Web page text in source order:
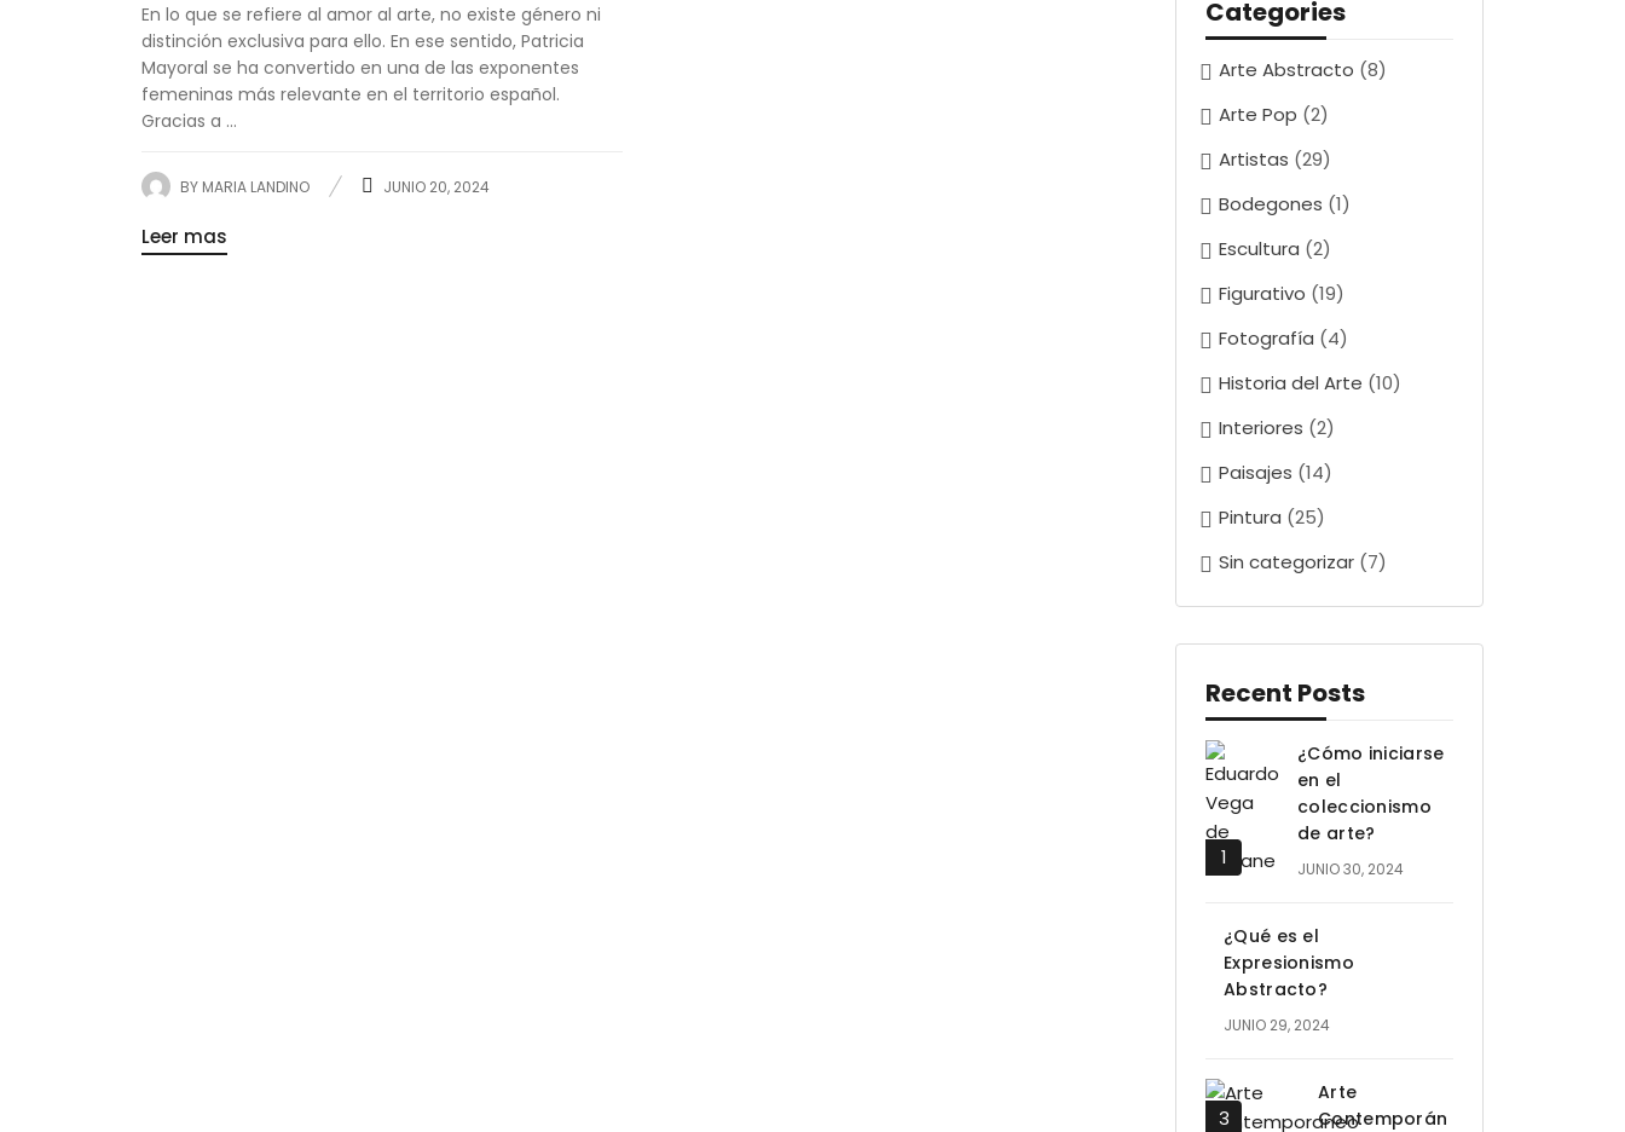
Categories
Arte Abstracto (8)
Arte Pop (2)
Artistas (29)
Bodegones (1)
Escultura (2)
Figurativo (19)
Fotografía (4)
Historia del Arte (10)
Interiores (2)
Paisajes (14)
Pintura (25)
Sin categorizar (7)
Recent Posts
¿Cómo iniciarse
en el
coleccionismo
de arte?
JUNIO 30, 2024
¿Qué es el
Expresionismo
Abstracto?
JUNIO 29, 2024
Arte
Contemporán
En lo que se refiere al amor al arte, no existe género ni
distinción exclusiva para ello. En ese sentido, Patricia
Mayoral se ha convertido en una de las exponentes
femeninas más relevante en el territorio español.
Gracias a ...
BY MARIA LANDINO JUNIO 20, 2024
Leer mas